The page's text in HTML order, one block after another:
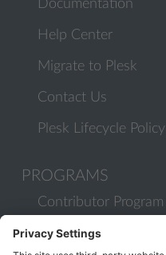
Documentation
Help Center
Migrate to Plesk
Contact Us
Plesk Lifecycle Policy
PROGRAMS
Contributor Program
Partner Program